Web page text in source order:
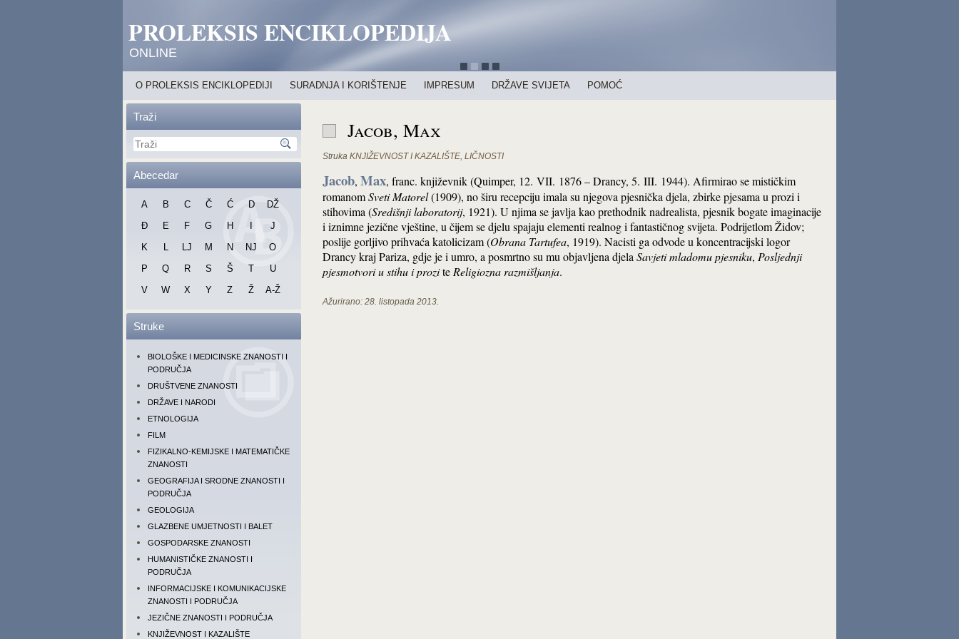
PROLEKSIS ENCIKLOPEDIJA
ONLINE
O PROLEKSIS ENCIKLOPEDIJI SURADNJA I KORIŠTENJE IMPRESUM DRŽAVE SVIJETA POMOĆ
Traži
Abecedar
A B C Č Ć D
DŽ
Đ
E F G H
J
K
L LJ M N NJ
O
P
Q R S Š T
U
V
W X Y Z Ž A-Ž
Struke
BIOLOŠKE I MEDICINSKE ZNANOSTI I
PODRUČJA
DRUŠTVENE ZNANOSTI
DRŽAVE I NARODI
ETNOLOGIJA
FILM
FIZIKALNO-KEMIJSKE I MATEMATIČKE
ZNANOSTI
GEOGRAFIJA I SRODNE ZNANOSTI I
PODRUČJA
GEOLOGIJA
GLAZBENE UMJETNOSTI I BALET
GOSPODARSKE ZNANOSTI
HUMANISTIČKE ZNANOSTI I
PODRUČJA
INFORMACIJSKE I KOMUNIKACIJSKE
ZNANOSTI I PODRUČJA
JEZIČNE ZNANOSTI I PODRUČJA
KNJIŽEVNOST I KAZALIŠTE
Jacob, Max
Struka KNJIŽEVNOST I KAZALIŠTE, LIČNOSTI
Jacob, Max, franc. književnik (Quimper, 12. VII. 1876 – Drancy, 5. III. 1944). Afirmirao se mističkim
romanomSveti Matorel(1909), no širu recepciju imala su njegova pjesnička djela, zbirke pjesama u prozi i
stihovima (Središnji laboratorij, 1921). U njima se javlja kao prethodnik nadrealista, pjesnik bogate imaginacije
i iznimne jezične vještine, u čijem se djelu spajaju elementi realnog i fantastičnog svijeta. Podrijetlom Židov;
poslije gorljivo prihvaća katolicizam (Obrana Tartufea, 1919). Nacisti ga odvode u koncentracijski logor
Drancy kraj Pariza, gdje je i umro, a posmrtno su mu objavljena djela Savjeti mladomu pjesniku, Posljednji
pjesmotvori u stihu i prozite Religiozna razmišljanja.
Ažurirano: 28. listopada 2013.